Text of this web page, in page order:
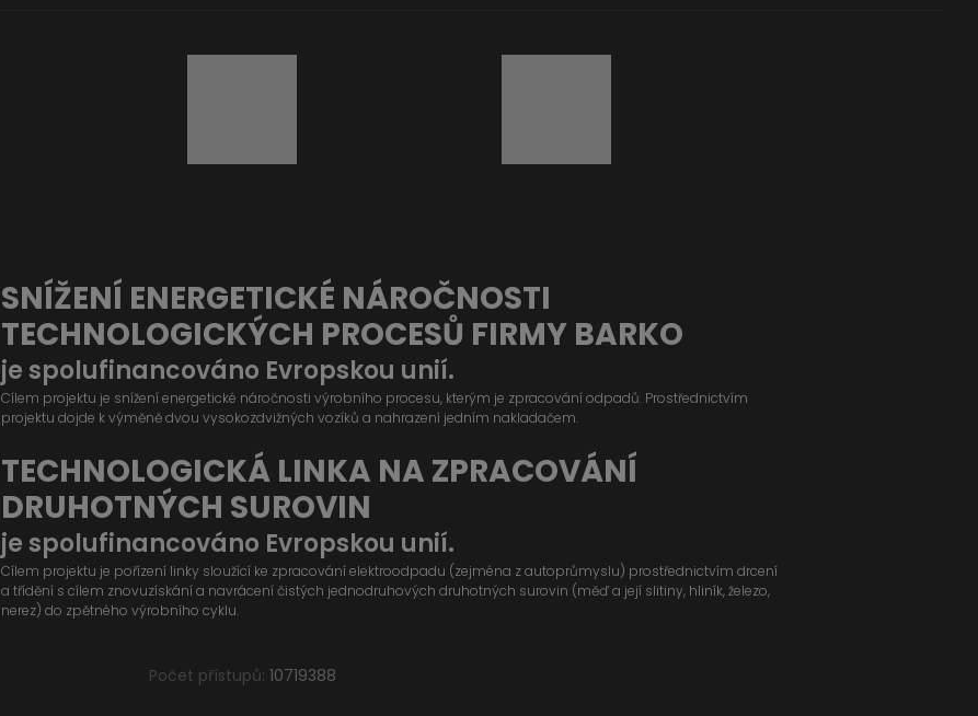
SNÍŽENÍ ENERGETICKÉ NÁROČNOSTI
TECHNOLOGICKÝCH PROCESŮ FIRMY BARKO
je spolufinancováno Evropskou unií.
Cílem projektu je snížení energetické náročnosti výrobního procesu, kterým je zpracování odpadů. Prostřednictvím
projektu dojde k výměně dvou vysokozdvižných vozíků a nahrazení jedním nakladačem.
TECHNOLOGICKÁ LINKA NA ZPRACOVÁNÍ
DRUHOTNÝCH SUROVIN
je spolufinancováno Evropskou unií.
Cílem projektu je pořízení linky sloužící ke zpracování elektroodpadu (zejména z autoprůmyslu) prostřednictvím drcení
a třídění s cílem znovuzískání a navrácení čistých jednodruhových druhotných surovin (měď a její slitiny, hliník, železo,
nerez) do zpětného výrobního cyklu.
Počet přístupů: 10719388